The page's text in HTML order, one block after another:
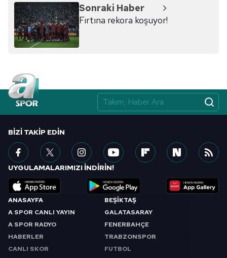
Sonraki Haber
Fırtına rekora koşuyor!
ANASAYFA
A SPOR CANLI YAYIN
A SPOR RADYO
HABERLER
CANLI SKOR
BEŞİKTAŞ
GALATASARAY
FENERBAHÇE
TRABZONSPOR
FUTBOL
BIZI TAKIP EDIN
UYGULAMALARIMIZI İNDİRİN!